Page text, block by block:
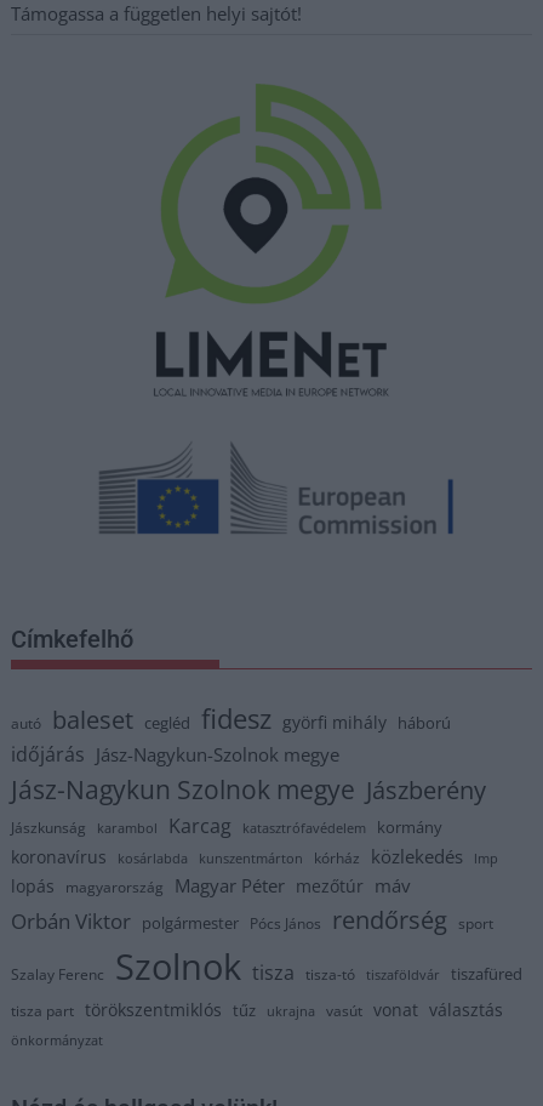
Támogassa a független helyi sajtót!
Címkefelhő
autó baleset cegléd fidesz györfi mihály háború
időjárás Jász-Nagykun-Szolnok megye
Jász-Nagykun Szolnok megye Jászberény
Jászkunság karambol Karcag katasztrófavédelem kormány
koronavírus kosárlabda kunszentmárton kórház közlekedés lmp
lopás magyarország Magyar Péter mezőtúr máv
Orbán Viktor polgármester Pócs János rendőrség sport
Szalay Ferenc Szolnok tisza tisza-tó tiszaföldvár tiszafüred
tisza part törökszentmiklós tűz ukrajna vasút vonat választás
önkormányzat